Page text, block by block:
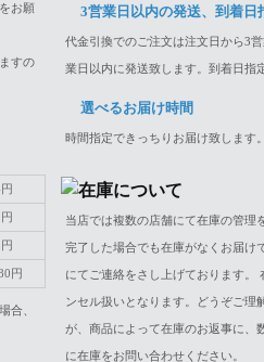
お願
すの
円
合、
3営業日以内の発送、到着日
代金引換でのご注文は注文日から3
業日以内に発送致します。到着日指
選べるお届け時間
時間指定できっちりお届け致します。
当店では複数の店舗にて在庫の管理
完了した場合でも在庫がなくお届け
にてご連絡をさし上げております。
ンセル扱いとなります。どうぞご理
が、商品によって在庫のお返事に、
に在庫をお問い合わせください。